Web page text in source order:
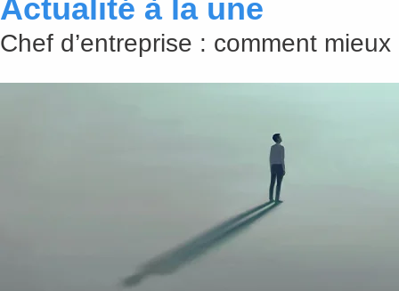
Actualité à la une
Chef d’entreprise : comment